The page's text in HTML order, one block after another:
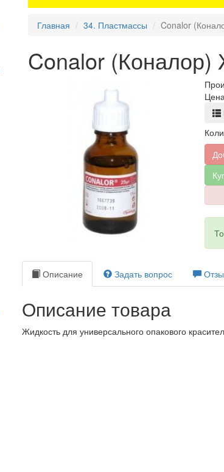
Главная 34. Пластмассы Conalor
Conalor (Коналор)
Описание Задать вопрос
Описание товара
Жидкость для универсального опакового